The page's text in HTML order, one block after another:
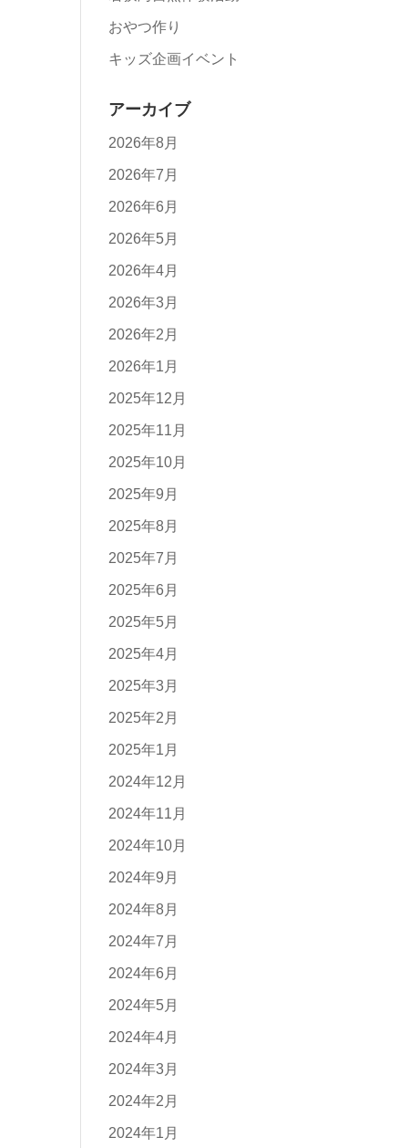
おやつ作り
キッズ企画イベント
アーカイブ
2026年8月
2026年7月
2026年6月
2026年5月
2026年4月
2026年3月
2026年2月
2026年1月
2025年12月
2025年11月
2025年10月
2025年9月
2025年8月
2025年7月
2025年6月
2025年5月
2025年4月
2025年3月
2025年2月
2025年1月
2024年12月
2024年11月
2024年10月
2024年9月
2024年8月
2024年7月
2024年6月
2024年5月
2024年4月
2024年3月
2024年2月
2024年1月